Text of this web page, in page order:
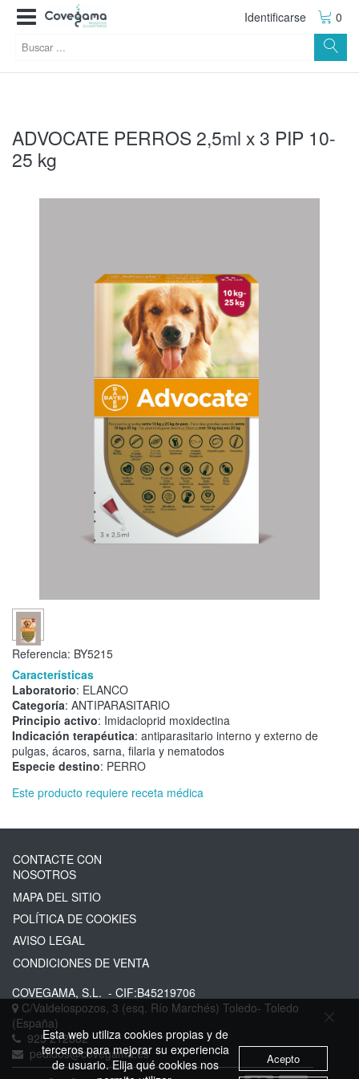
Identificarse 0
ADVOCATE PERROS 2,5ml x 3 PIP 10-
25 kg
Referencia: BY5215
Características
Laboratorio: ELANCO
Categoría: ANTIPARASITARIO
Principio activo: Imidacloprid moxidectina
Indicación terapéutica: antiparasitario interno y externo de
pulgas, ácaros, sarna, filaria y nematodos
Especie destino: PERRO
Este producto requiere receta médica
CONTACTE CON
NOSOTROS
MAPA DEL SITIO
POLÍTICA DE COOKIES
AVISO LEGAL
CONDICIONES DE VENTA
COVEGAMA, S.L. - CIF:B45219706
C/Valdelospozos, 3 (esq. Río Marchés) Toledo- Toledo
(España)
925 212882
pedidos@covegama.es
Esta web utiliza cookies propias y de
terceros para mejorar su experiencia
de usuario. Elija qué cookies nos
Acepto